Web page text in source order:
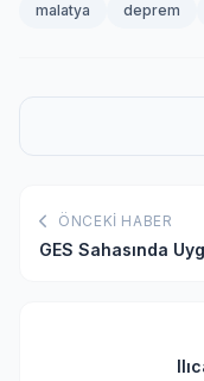
malatya
deprem
ÖNCEKI HABER
GES Sahasında